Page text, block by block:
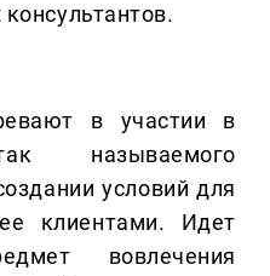
в участии в
называемого
условий для
клиентами. Идет
вовлечения